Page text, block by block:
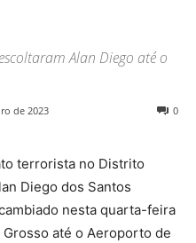
Alan Diego até o
de 2023 0
terrorista no Distrito
Diego dos Santos
nesta quarta-feira
até o Aeroporto de